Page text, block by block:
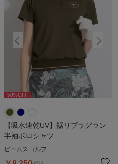
50%OFF
【吸水速乾UV】裾リブラグラン
半袖ポロシャツ
ビームスゴルフ
30%OFF